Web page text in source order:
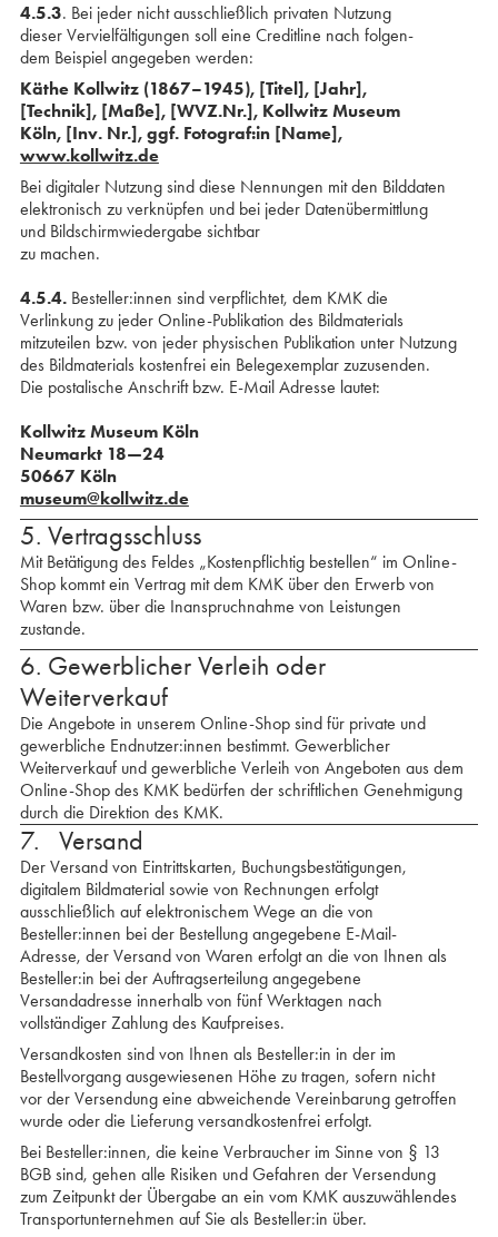
4.5.3. Bei jeder nicht ausschließlich privaten Nutzung
dieser Vervielfältigungen soll eine Credit­line nach folgen­
dem Beispiel angegeben werden:
Käthe Kollwitz (1867–1945), [Titel], [Jahr],
[Technik], [Maße], [WVZ.Nr.], Kollwitz Museum
Köln, [Inv. Nr.], ggf. Fotograf:in [Name],
www.kollwitz.de
Bei digitaler Nutzung sind diese Nennungen mit den Bilddaten
elektronisch zu verknüpfen und bei jeder Datenübermittlung
und Bildschirmwiedergabe sichtbar
zu machen.
4.5.4.Besteller:innen sind verpflichtet, dem KMK die
Verlinkung zu jeder Online-Publikation des Bildmaterials
mitzuteilen bzw. von jeder physischen Publikation unter Nutzung
des Bildmaterials kosten­frei ein Belegexemplar zuzusenden.
Die postalische Anschrift bzw. E-Mail Adresse lautet:
Kollwitz Museum Köln
Neumarkt 18—24
50667 Köln
museum@kollwitz.de
5. Vertragsschluss
Mit Betätigung des Feldes „Kostenpflichtig bestellen“ im Online-
Shop kommt ein Vertrag mit dem KMK über den Erwerb von
Waren bzw. über die Inanspruchnahme von Leistungen
zustande.
6. Gewerblicher Verleih oder
Weiterverkauf
Die Angebote in unserem Online-Shop sind für private und
gewerbliche Endnutzer:innen bestimmt. Gewerblicher
Weiterverkauf und gewerbliche Verleih von Angeboten aus dem
Online-Shop des KMK bedürfen der schriftlichen Genehmigung
durch die Direktion des KMK.
7. Versand
Der Versand von Eintrittskarten, Buchungsbestätigungen,
digitalem Bildmaterial sowie von Rechnungen erfolgt
ausschließlich auf elektronischem Wege an die von
Besteller:innen bei der Bestellung angegebene E-Mail-
Adresse, der Versand von Waren erfolgt an die von Ihnen als
Besteller:in bei der Auftragserteilung angegebene
Versandadresse innerhalb von fünf Werktagen nach
vollständiger Zahlung des Kaufpreises.
Versandkosten sind von Ihnen als Besteller:in in der im
Bestellvorgang ausgewiesenen Höhe zu tragen, sofern nicht
vor der Versendung eine abweichende Vereinbarung getroffen
wurde oder die Lieferung versandkostenfrei erfolgt.
Bei Besteller:innen, die keine Verbraucher im Sinne von § 13
BGB sind, gehen alle Risiken und Gefahren der Ver­sendung
zum Zeitpunkt der Übergabe an ein vom KMK auszuwählendes
Transportunternehmen auf Sie als Besteller:in über.